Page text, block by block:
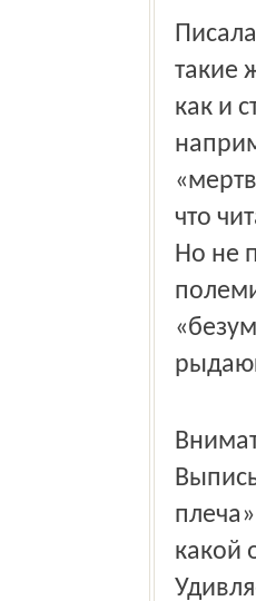
такие
как и
что
Но не
какой